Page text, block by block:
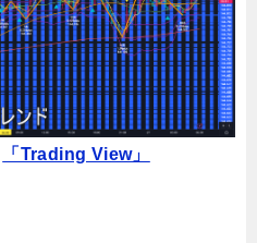
「Trading View」